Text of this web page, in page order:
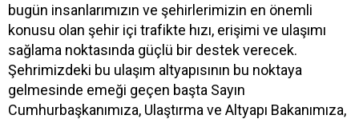
bugün insanlarımızın ve şehirlerimizin en önemli
konusu olan şehir içi trafikte hızı, erişimi ve ulaşımı
sağlama noktasında güçlü bir destek verecek.
Şehrimizdeki bu ulaşım altyapısının bu noktaya
gelmesinde emeği geçen başta Sayın
Cumhurbaşkanımıza, Ulaştırma ve Altyapı Bakanımıza,